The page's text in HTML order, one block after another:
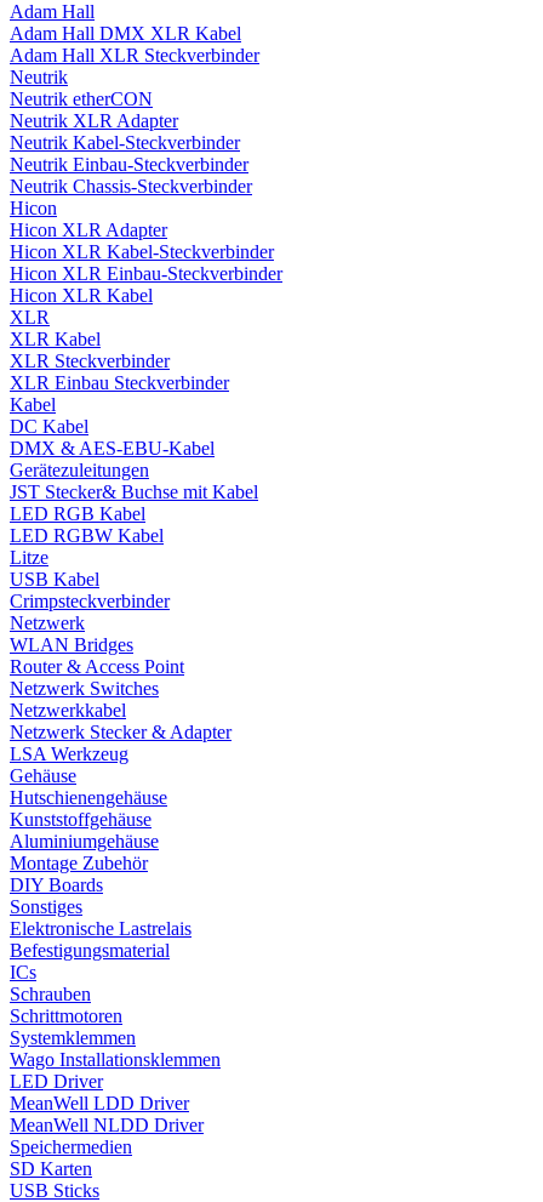
Adam Hall
Adam Hall DMX XLR Kabel
Adam Hall XLR Steckverbinder
Neutrik
Neutrik etherCON
Neutrik XLR Adapter
Neutrik Kabel-Steckverbinder
Neutrik Einbau-Steckverbinder
Neutrik Chassis-Steckverbinder
Hicon
Hicon XLR Adapter
Hicon XLR Kabel-Steckverbinder
Hicon XLR Einbau-Steckverbinder
Hicon XLR Kabel
XLR
XLR Kabel
XLR Steckverbinder
XLR Einbau Steckverbinder
Kabel
DC Kabel
DMX & AES-EBU-Kabel
Gerätezuleitungen
JST Stecker& Buchse mit Kabel
LED RGB Kabel
LED RGBW Kabel
Litze
USB Kabel
Crimpsteckverbinder
Netzwerk
WLAN Bridges
Router & Access Point
Netzwerk Switches
Netzwerkkabel
Netzwerk Stecker & Adapter
LSA Werkzeug
Gehäuse
Hutschienengehäuse
Kunststoffgehäuse
Aluminiumgehäuse
Montage Zubehör
DIY Boards
Sonstiges
Elektronische Lastrelais
Befestigungsmaterial
ICs
Schrauben
Schrittmotoren
Systemklemmen
Wago Installationsklemmen
LED Driver
MeanWell LDD Driver
MeanWell NLDD Driver
Speichermedien
SD Karten
USB Sticks